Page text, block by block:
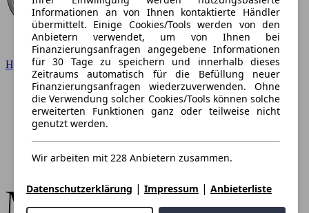
Hyundai
Informationen an von Ihnen kontaktierte Händler
übermittelt. Einige Cookies/Tools werden von den
Anbietern verwendet, um von Ihnen bei
Finanzierungsanfragen angegebene Informationen
für 30 Tage zu speichern und innerhalb dieses
Zeitraums automatisch für die Befüllung neuer
Finanzierungsanfragen wiederzuverwenden. Ohne
die Verwendung solcher Cookies/Tools können solche
erweiterten Funktionen ganz oder teilweise nicht
genutzt werden.
Wir arbeiten mit 228 Anbietern zusammen.
Datenschutzerklärung | Impressum | Anbieterliste